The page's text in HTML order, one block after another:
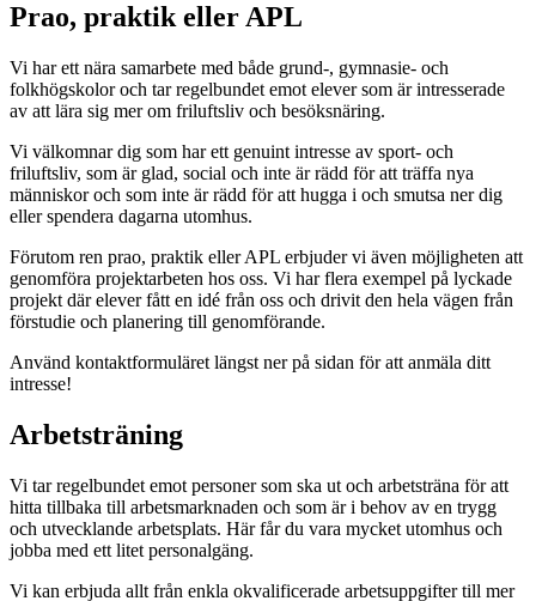
Prao, praktik eller APL
Vi har ett nära samarbete med både grund-, gymnasie- och
folkhögskolor och tar regelbundet emot elever som är intresserade
av att lära sig mer om friluftsliv och besöksnäring.
Vi välkomnar dig som har ett genuint intresse av sport- och
friluftsliv, som är glad, social och inte är rädd för att träffa nya
människor och som inte är rädd för att hugga i och smutsa ner dig
eller spendera dagarna utomhus.
Förutom ren prao, praktik eller APL erbjuder vi även möjligheten att
genomföra projektarbeten hos oss. Vi har flera exempel på lyckade
projekt där elever fått en idé från oss och drivit den hela vägen från
förstudie och planering till genomförande.
Använd kontaktformuläret längst ner på sidan för att anmäla ditt
intresse!
Arbetsträning
Vi tar regelbundet emot personer som ska ut och arbetsträna för att
hitta tillbaka till arbetsmarknaden och som är i behov av en trygg
och utvecklande arbetsplats. Här får du vara mycket utomhus och
jobba med ett litet personalgäng.
Vi kan erbjuda allt från enkla okvalificerade arbetsuppgifter till mer